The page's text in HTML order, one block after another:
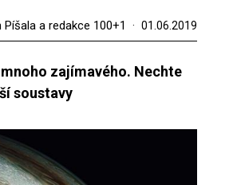
Píšala a redakce 100+1 01.06.2019
zajímavého. Nechte
soustavy